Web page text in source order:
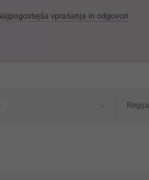
vprašanja in odgovori
Regija